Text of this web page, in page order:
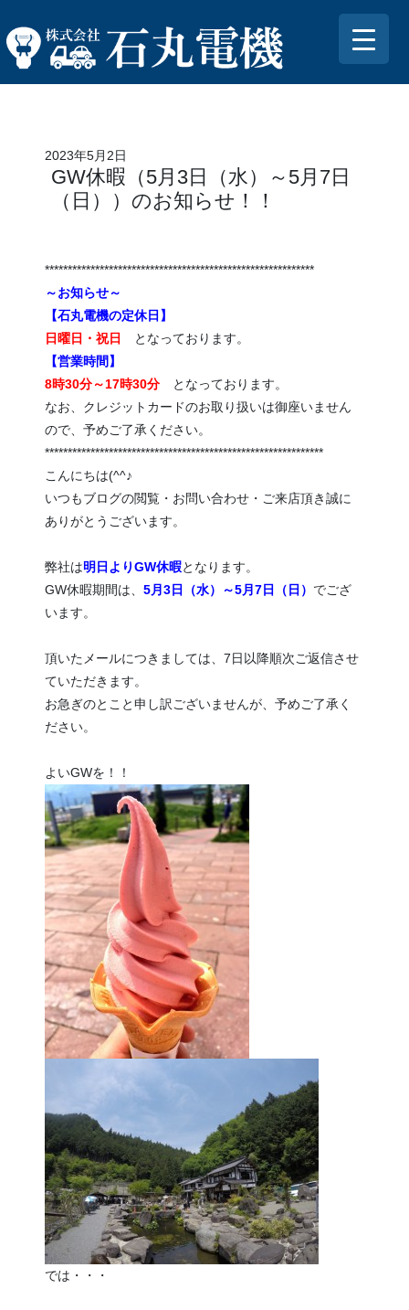
2023年5月2日
GW休暇（5月3日（水）～5月7日
（日））のお知らせ！！
***********************************************************
～お知らせ～
【石丸電機の定休日】
日曜日・祝日
となっております。
【営業時間】
8時30分～17時30分 となっております。
なお、クレジットカードのお取り扱いは御座いません
ので、予めご了承ください。
*************************************************************
こんにちは(^^♪
いつもブログの閲覧・お問い合わせ・ご来店頂き誠に
ありがとうございます。
弊社は明日よりGW休暇となります。
GW休暇期間は、5月3日（水）～5月7日（日） でござ
います。
頂いたメールにつきましては、7日以降順次ご返信させ
ていただきます。
お急ぎのとこと申し訳ございませんが、予めご了承く
ださい。
よいGWを！！
では・・・